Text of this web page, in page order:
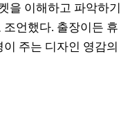
을 이해하고 파악하기
언했다. 출장이든 휴
주는 디자인 영감의